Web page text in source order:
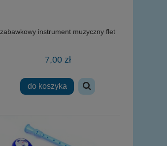
zabawkowy instrument muzyczny flet
7,00 zł
do koszyka